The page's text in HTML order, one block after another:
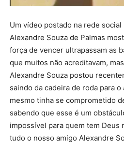
Um vídeo postado na rede
Alexandre Souza de Palmas
força de vencer ultrapassam as
que muitos não acreditavam,
Alexandre Souza postou
saindo da cadeira de roda para
mesmo tinha se comprometido
sabendo que esse é um
impossível para quem tem Deus
tudo o nosso amigo Alexandre